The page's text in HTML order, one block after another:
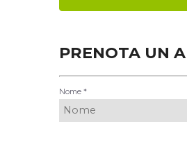
PRENOTA UN
Nome *